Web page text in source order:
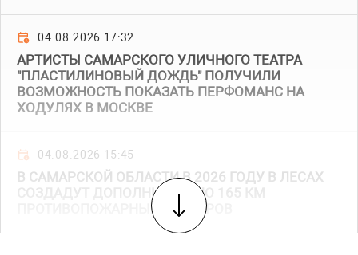
04.08.2026 17:32
АРТИСТЫ САМАРСКОГО УЛИЧНОГО ТЕАТРА
"ПЛАСТИЛИНОВЫЙ ДОЖДЬ" ПОЛУЧИЛИ
ВОЗМОЖНОСТЬ ПОКАЗАТЬ ПЕРФОМАНС НА
ХОДУЛЯХ В МОСКВЕ
04.08.2026 15:45
В САМАРСКОЙ ОБЛАСТИ В 2026 ГОДУ В ЛЕСАХ
СОЗДАДУТ ДОПОЛНИТЕЛЬНО 165 КМ
ПРОТИВОПОЖАРНЫХ БАРЬЕРОВ